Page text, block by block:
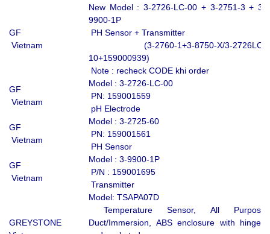
GF
Vietnam
New Model : 3-2726-LC-00 + 3-2751-3 + 3-
9900-1P
PH Sensor + Transmitter
(3-2760-1+3-8750-X/3-2726LC-
10+159000939)
Note : recheck CODE khi order
GF
Vietnam
Model : 3-2726-LC-00
PN: 159001559
pH Electrode
GF
Vietnam
Model : 3-2725-60
PN: 159001561
PH Sensor
GF
Vietnam
Model : 3-9900-1P
P/N : 159001695
Transmitter
GREYSTONE
Model: TSAPA07D
Temperature Sensor, All Purpose
Duct/Immersion, ABS enclosure with hinged